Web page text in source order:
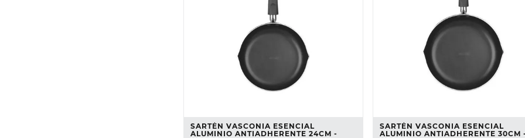
SARTÉN VASCONIA ESENCIAL
ALUMINIO ANTIADHERENTE 24CM -
SARTÉN VASCONIA ESENCIAL
ALUMINIO ANTIADHERENTE 30CM -